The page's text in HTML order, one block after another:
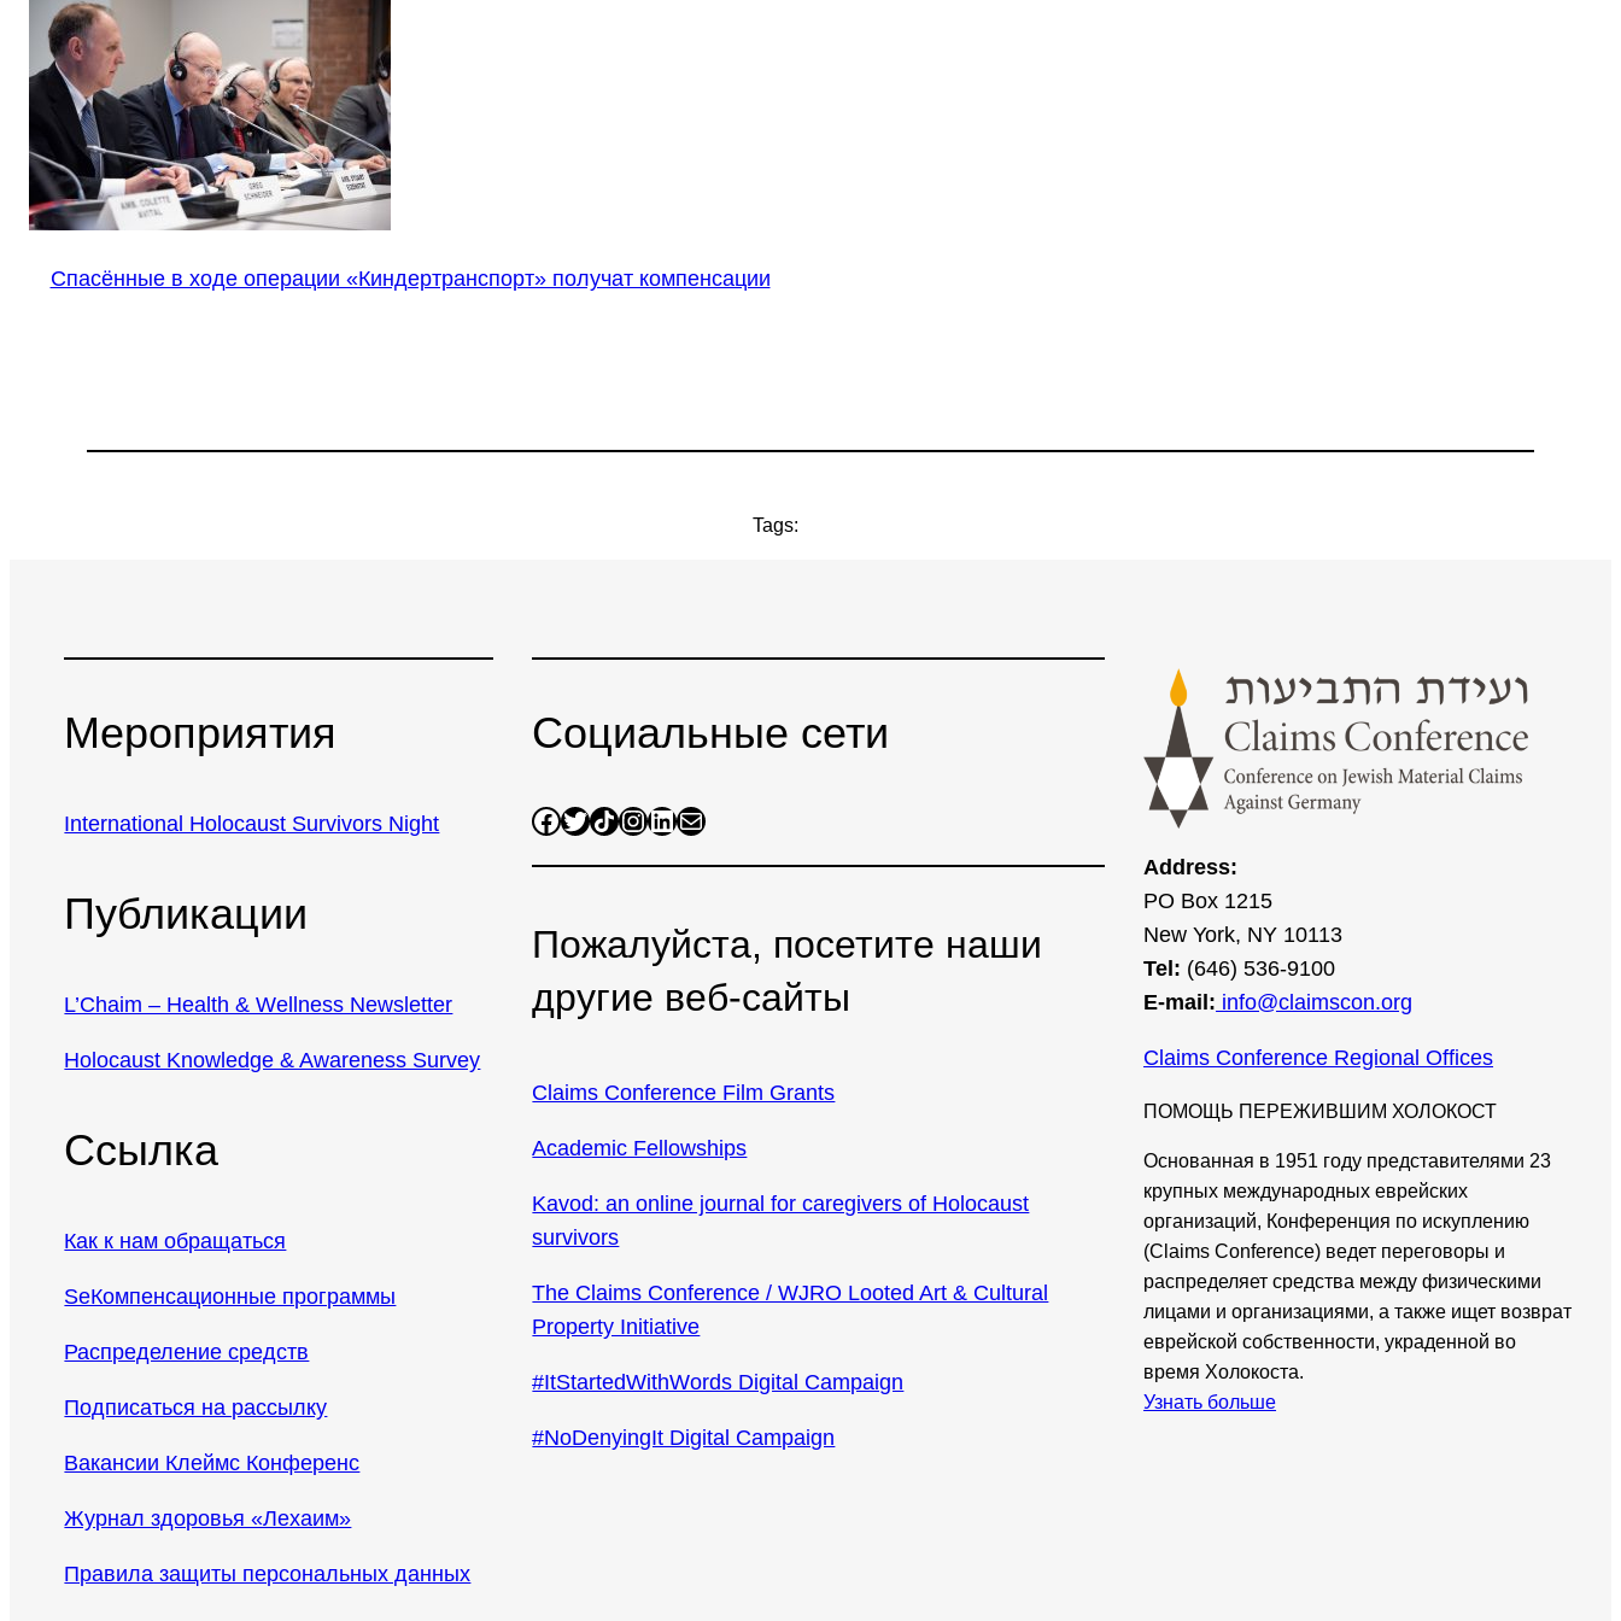
Спасённые в ходе операции «Киндертранспорт» получат компенсации
Tags:
Мероприятия
International Holocaust Survivors Night
Публикации
L’Chaim – Health & Wellness Newsletter
Holocaust Knowledge & Awareness Survey
Ссылка
Как к нам обращаться
SeКомпенсационные программы
Распределение средств
Подписаться на рассылку
Вакансии Клеймс Конференс
Журнал здоровья «Лехаим»
Правила защиты персональных данных
Социальные сети
Facebook Twitter Share Icon InstagramLinkedIn Mail
Пожалуйста, посетите наши
другие веб-сайты
Claims Conference Film Grants
Academic Fellowships
Kavod: an online journal for caregivers of Holocaust
survivors
The Claims Conference / WJRO Looted Art & Cultural
Property Initiative
#ItStartedWithWords Digital Campaign
#NoDenyingIt Digital Campaign
Address:
PO Box 1215
New York, NY 10113
Tel: (646) 536-9100
E-mail: info@claimscon.org
Claims Conference Regional Offices
ПОМОЩЬ ПЕРЕЖИВШИМ ХОЛОКОСТ
Основанная в 1951 году представителями 23
крупных международных еврейских
организаций, Конференция по искуплению
(Claims Conference) ведет переговоры и
распределяет средства между физическими
лицами и организациями, а также ищет возврат
еврейской собственности, украденной во
время Холокоста.
Узнать больше